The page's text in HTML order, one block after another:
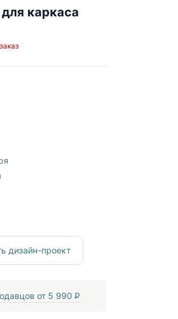
каркаса
дизайн-проект
от 5 990 P